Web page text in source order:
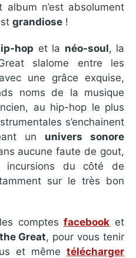
n’est absolument
grandiose !
hop et la néo-soul, la
slalome entre les
une grâce exquise,
noms de la musique
au hip-hop le plus
s’enchainent
un univers sonore
aucune faute de gout,
incursions du côté de
sur le très bon
comptesfacebook et
Great, pour vous tenir
et même télécharger